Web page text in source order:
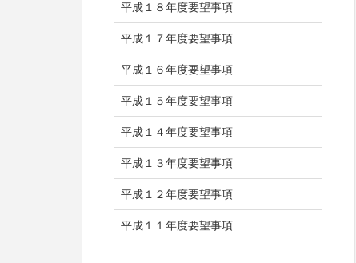
平成１８年度要望事項
平成１７年度要望事項
平成１６年度要望事項
平成１５年度要望事項
平成１４年度要望事項
平成１３年度要望事項
平成１２年度要望事項
平成１１年度要望事項